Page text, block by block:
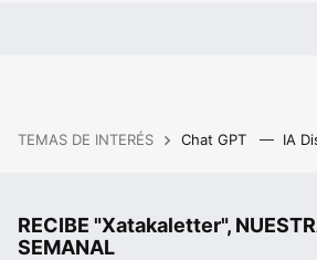
TEMAS DE INTERÉS Chat GPT IA
RECIBE "Xatakaletter",
SEMANAL